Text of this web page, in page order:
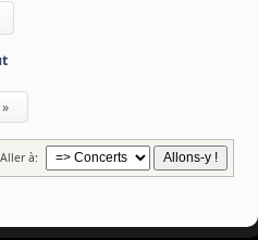
Aller à: